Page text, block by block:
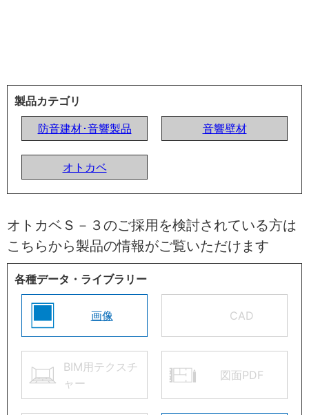
製品カテゴリ
防音建材･音響製品
音響壁材
オトカベ
オトカベＳ－３のご採用を検討されている方は
こちらから製品の情報がご覧いただけます
各種データ・ライブラリー
画像 CAD
BIM用テクスチ
ャー
図面PDF